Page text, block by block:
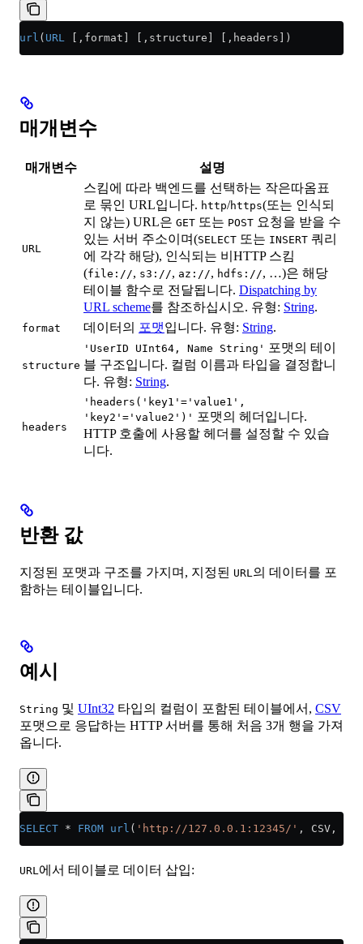
url ( URL [,format] [,structure] [,headers])
매개변수
매개변수 설명
URL
스킴에 따라 백엔드를 선택하는 작은따옴표
로 묶인 URL입니다. http/https(또는 인식되
지 않는) URL은 GET 또는 POST 요청을 받을 수
있는 서버 주소이며(SELECT 또는 INSERT 쿼리
에 각각 해당), 인식되는 비HTTP 스킴
(file://, s3://, az://, hdfs://, …)은 해당
테이블 함수로 전달됩니다. Dispatching by
URL scheme를 참조하십시오. 유형: String.
format 데이터의 포맷입니다. 유형: String.
structure
'UserID UInt64, Name String' 포맷의 테이
블 구조입니다. 컬럼 이름과 타입을 결정합니
다. 유형: String.
headers
'headers('key1'='value1',
'key2'='value2')' 포맷의 헤더입니다.
HTTP 호출에 사용할 헤더를 설정할 수 있습
니다.
반환 값
지정된 포맷과 구조를 가지며, 지정된 URL의 데이터를 포
함하는 테이블입니다.
예시
String 및 UInt32 타입의 컬럼이 포함된 테이블에서, CSV
포맷으로 응답하는 HTTP 서버를 통해 처음 3개 행을 가져
옵니다.
SELECT * FROM url ( 'http://127.0.0.1:12345/' , CSV,
URL에서 테이블로 데이터 삽입: